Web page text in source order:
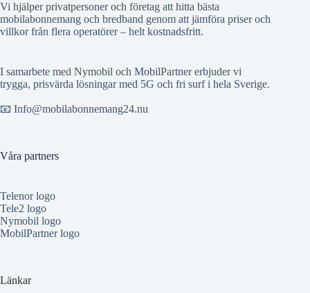
Vi hjälper privatpersoner och företag att hitta bästa
mobilabonnemang och bredband genom att jämföra priser och
villkor från flera operatörer – helt kostnadsfritt.
I samarbete med Nymobil och MobilPartner erbjuder vi
trygga, prisvärda lösningar med 5G och fri surf i hela Sverige.
📧 Info@mobilabonnemang24.nu
Våra partners
Telenor logo
Tele2 logo
Nymobil logo
MobilPartner logo
Länkar